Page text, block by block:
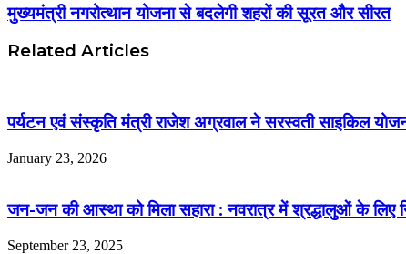
मुख्यमंत्री नगरोत्थान योजना से बदलेगी शहरों की सूरत और सीरत
Related Articles
पर्यटन एवं संस्कृति मंत्री राजेश अग्रवाल ने सरस्वती साइकिल
January 23, 2026
जन-जन की आस्था को मिला सहारा : नवरात्र में श्रद्धालुओं के लिए
September 23, 2025